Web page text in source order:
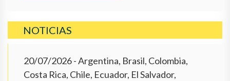
NOTICIAS
20/07/2026- Argentina, Brasil, Colombia,
Costa Rica, Chile, Ecuador, El Salvador,